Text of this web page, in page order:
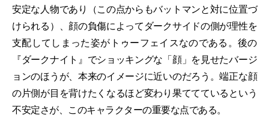
安定な人物であり（この点からもバットマンと対に位置づ
けられる）、顔の負傷によってダークサイドの側が理性を
支配してしまった姿がトゥーフェイスなのである。後の
『ダークナイト』でショッキングな「顔」を見せたバージ
ョンのほうが、本来のイメージに近いのだろう。端正な顔
の片側が目を背けたくなるほど変わり果ててているという
不安定さが、このキャラクターの重要な点である。